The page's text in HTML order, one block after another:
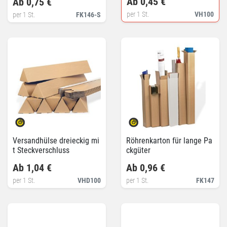
FK146-S
per 1 St. VH100
per 1 St.
Versandhülse dreieckig mi
t Steckverschluss
VHD100
Ab 1,04 €
per 1 St.
Röhrenkarton für lange Pa
ckgüter
FK147
Ab 0,96 €
per 1 St.